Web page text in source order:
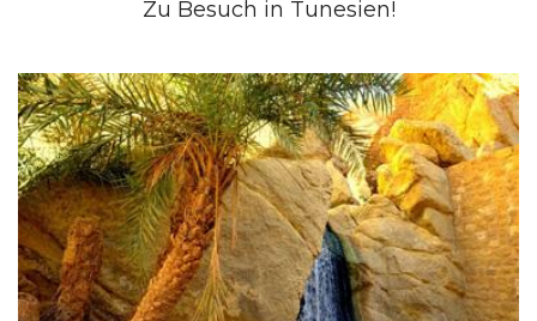
Zu Besuch in Tunesien!